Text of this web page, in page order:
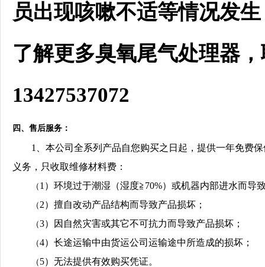
员出现咳嗽不适等情况发
了解更多臭氧尾气处理器
13427537072
四、售后服务：
1、本公司全系列产品自您购买之日起，提供一年免费
义务，只收取维修材料费：
（ 1）环境过于潮湿（湿度≧70%）或机器内部进水而导
（ 2）擅自改动产品结构而导致产品损坏；
（3）因自然灾害或其它不可抗力而导致产品损坏；
（4）长途运输中由货运公司运输途中所造成的损坏；
（ 5）无法提供有效购买凭证。